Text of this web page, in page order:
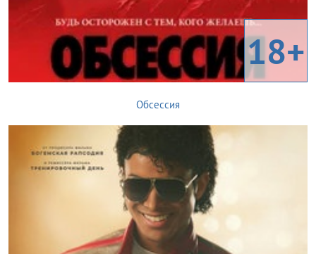
18+
Обсессия